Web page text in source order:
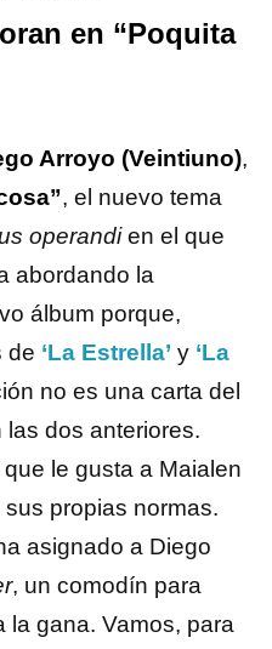
en “Poquita
Arroyo (Veintiuno),
, el nuevo tema
operandien el que
abordando la
álbum porque,
de ‘La Estrella’ y ‘La
no es una carta del
dos anteriores.
le gusta a Maialen
propias normas.
asignado a Diego
, un comodín para
la gana. Vamos, para